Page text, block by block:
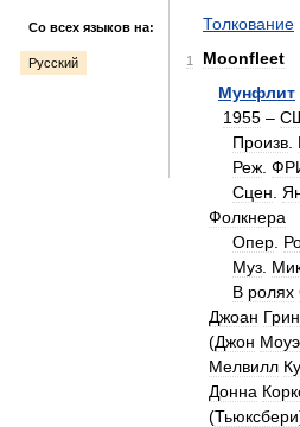
Со всех языков на:
Русский
Толкование
1
Moonfleet
Мунфлит
1955 –
Произв
Реж
Сцен
Фолкнера
Опер
Муз
В ролях
Джоан
(Джон
Мелвилл
Донна
(Тьюксбери